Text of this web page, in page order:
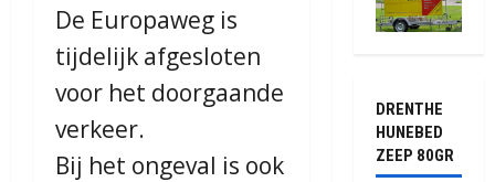
De Europaweg is
tijdelijk afgesloten
voor het doorgaande
verkeer.
Bij het ongeval is ook
DRENTHE
HUNEBED
ZEEP 80GR